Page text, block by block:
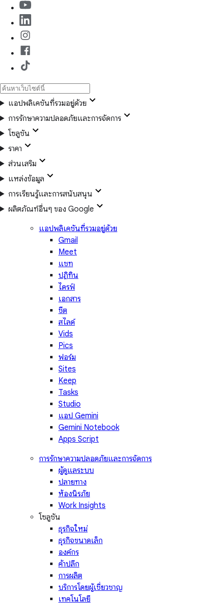
แอปพลิเคชันที่รวมอยู่ด้วย
การรักษาความปลอดภัยและการจัดการ
โซลูชัน
ราคา
ส่วนเสริม
แหล่งข้อมูล
การเรียนรู้และการสนับสนุน
ผลิตภัณฑ์อื่นๆ ของ Google
แอปพลิเคชันที่รวมอยู่ด้วย
Gmail
Meet
แชท
ปฏิทิน
ไดรฟ์
เอกสาร
ชีต
สไลด์
Vids
Pics
ฟอร์ม
Sites
Keep
Tasks
Studio
แอป Gemini
Gemini Notebook
Apps Script
การรักษาความปลอดภัยและการจัดการ
ผู้ดูแลระบบ
ปลายทาง
ห้องนิรภัย
Work Insights
โซลูชัน
ธุรกิจใหม่
ธุรกิจขนาดเล็ก
องค์กร
ค้าปลีก
การผลิต
บริการโดยผู้เชี่ยวชาญ
เทคโนโลยี